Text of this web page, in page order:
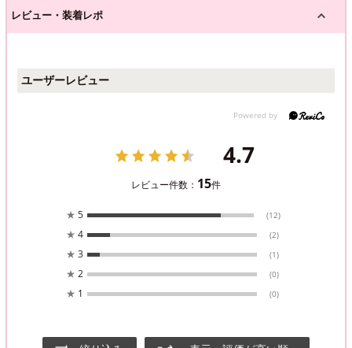
レビュー・装着レポ
ユーザーレビュー
4.7
レビュー件数： 15件
★ 5 (12)
★ 4 (2)
★ 3 (1)
★ 2 (0)
★ 1 (0)